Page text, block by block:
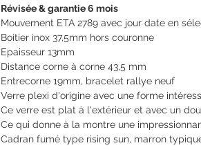
Révisée & garantie 6 mois
Mouvement ETA 2789 avec jour date en
Boitier inox 37,5mm hors couronne
Epaisseur 13mm
Distance corne à corne 43,5 mm
Entrecorne 19mm, bracelet rallye neuf
Verre plexi d'origine avec une forme
Ce verre est plat à l'extérieur et avec un
Ce qui donne à la montre une
Cadran fumé type rising sun, marron